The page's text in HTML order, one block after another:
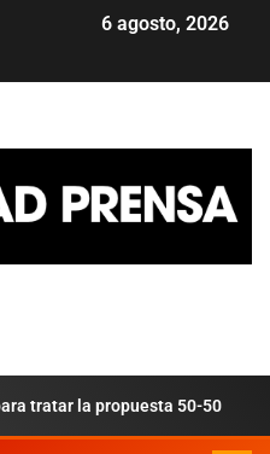
6 agosto, 2026
la propuesta 50-50